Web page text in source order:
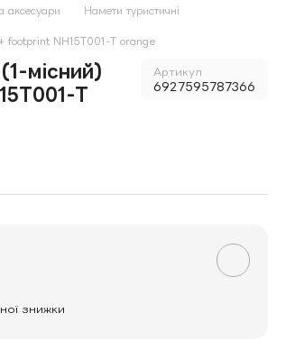
аксесуари
Намети туристичні
footprint NH15T001-T orange
місний)
T
Артикул
6927595787366
знижки